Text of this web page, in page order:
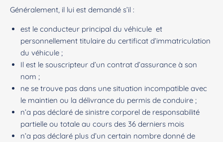
Généralement, il lui est demandé s’il :
est le conducteur principal du véhicule et
personnellement titulaire du certificat d’immatriculation
du véhicule ;
Il est le souscripteur d’un contrat d’assurance à son
nom ;
ne se trouve pas dans une situation incompatible avec
le maintien ou la délivrance du permis de conduire ;
n’a pas déclaré de sinistre corporel de responsabilité
partielle ou totale au cours des 36 derniers mois
n’a pas déclaré plus d’un certain nombre donné de